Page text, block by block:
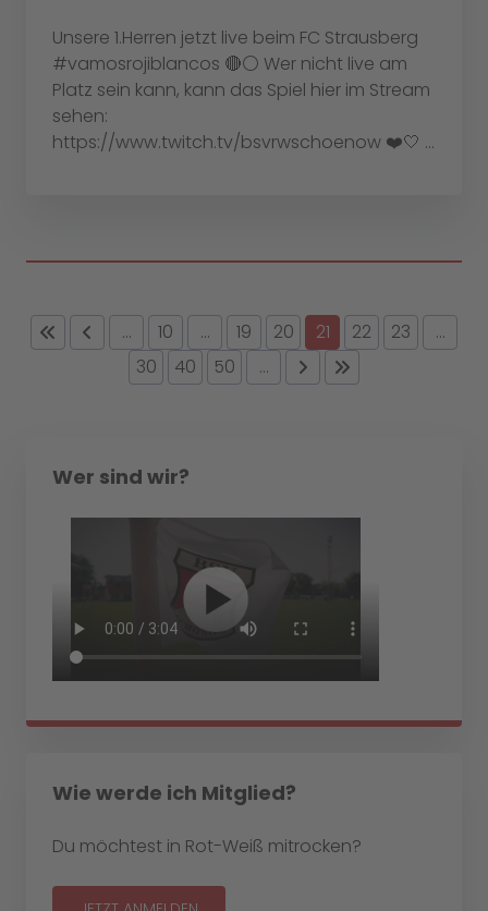
Unsere 1.Herren jetzt live beim FC Strausberg
#vamosrojiblancos 🔴⚪️ Wer nicht live am
Platz sein kann, kann das Spiel hier im Stream
sehen:
https://www.twitch.tv/bsvrwschoenow ❤️🤍 ...
... 10 ... 19 20 21 22 23
...
30
40 50 ...
Wer sind wir?
Wie werde ich Mitglied?
Du möchtest in Rot-Weiß mitrocken?